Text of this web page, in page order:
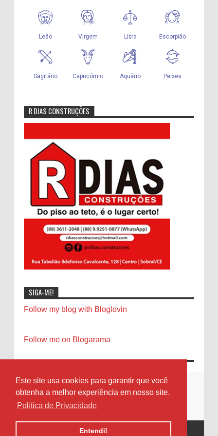
Este site usa cookies para garantir que você
obtenha a melhor experiência em nosso site.
Política de Privacidade
Entendi!
R DIAS CONSTRUÇÕES
SIGA-ME!
Follow my blog with Bloglovin
Follow me on Blogarama